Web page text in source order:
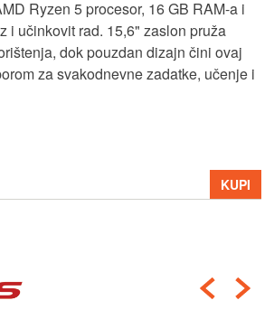
Ryzen 5 procesor, 16 GB RAM-a i
i učinkovit rad. 15,6" zaslon pruža
dok pouzdan dizajn čini ovaj
za svakodnevne zadatke, učenje i
KUPI